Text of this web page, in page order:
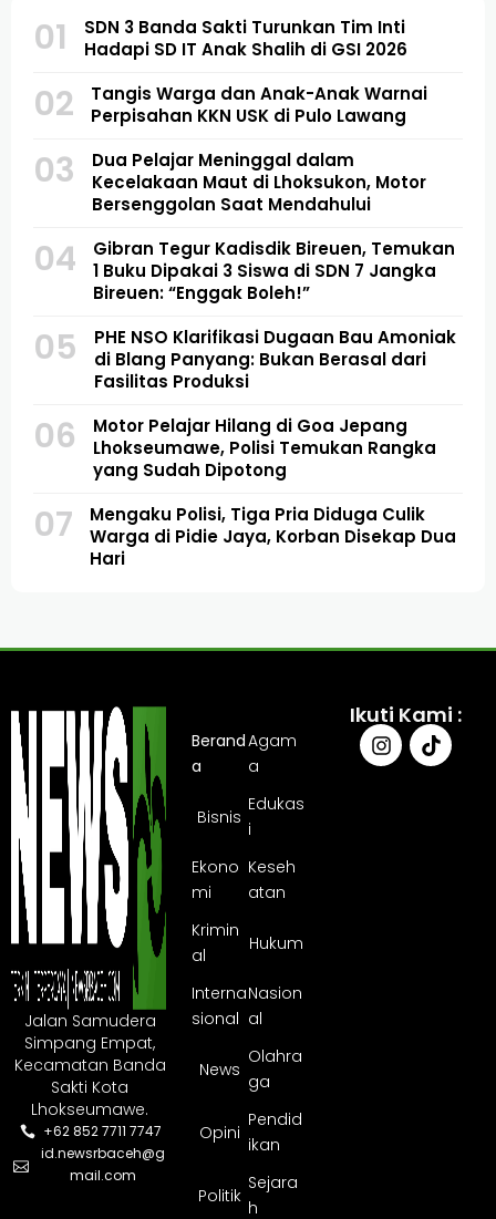
01
SDN 3 Banda Sakti Turunkan Tim Inti
Hadapi SD IT Anak Shalih di GSI 2026
02
Tangis Warga dan Anak-Anak Warnai
Perpisahan KKN USK di Pulo Lawang
03
Dua Pelajar Meninggal dalam
Kecelakaan Maut di Lhoksukon, Motor
Bersenggolan Saat Mendahului
04
Gibran Tegur Kadisdik Bireuen, Temukan
1 Buku Dipakai 3 Siswa di SDN 7 Jangka
Bireuen: “Enggak Boleh!”
05
PHE NSO Klarifikasi Dugaan Bau Amoniak
di Blang Panyang: Bukan Berasal dari
Fasilitas Produksi
06
Motor Pelajar Hilang di Goa Jepang
Lhokseumawe, Polisi Temukan Rangka
yang Sudah Dipotong
07
Mengaku Polisi, Tiga Pria Diduga Culik
Warga di Pidie Jaya, Korban Disekap Dua
Hari
Jalan Samudera
Simpang Empat,
Kecamatan Banda
Sakti Kota
Lhokseumawe.
+62 852 7711 7747
id.newsrbaceh@g
mail.com
Berand
a
Agam
a
Bisnis
Edukas
i
Ekono
mi
Keseh
atan
Krimin
al
Hukum
Interna
sional
Nasion
al
News
Olahra
ga
Opini
Pendid
ikan
Politik
Sejara
h
Ikuti Kami :